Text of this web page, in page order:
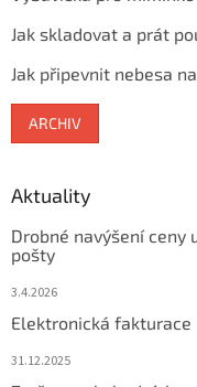
Jak skladovat a prát
Jak připevnit nebesa
ARCHIV
Aktuality
Drobné navýšení ceny
pošty
3.4.2026
Elektronická fakturace
31.12.2025